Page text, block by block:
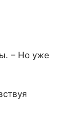
– Но уже